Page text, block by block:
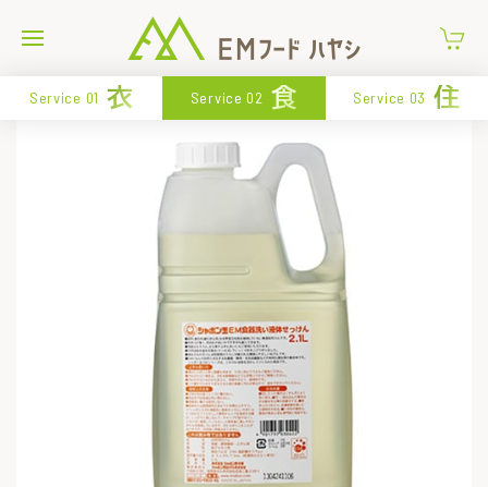
Service 01 衣 Service 02 食 Service 03 住